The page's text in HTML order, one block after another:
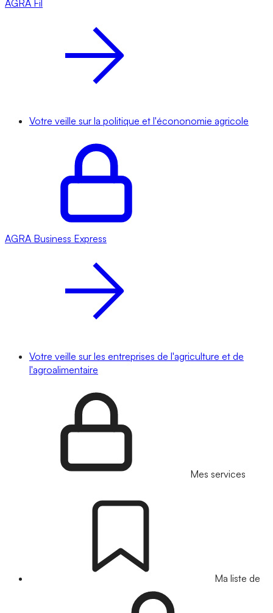
AGRA Fil
Votre veille sur la politique et l'écononomie agricole
AGRA Business Express
Votre veille sur les entreprises de l'agriculture et de
l'agroalimentaire
Mes services
Ma liste de